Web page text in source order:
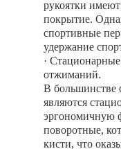
рукоятки
покрытие.
спортивные
удержание
·
отжиманий.
В большинстве
являются
эргономичную
поворотные,
кисти, что